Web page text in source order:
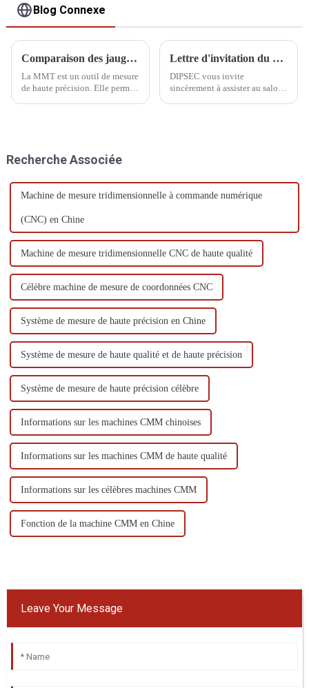
Blog Connexe
Comparaison des jauges et des machines à mesurer tridimensionnelles
La MMT est un outil de mesure
de haute précision. Elle permet
Lettre d'invitation du CIMT
DIPSEC vous invite
sincèrement à assister au salon
Recherche Associée
Machine de mesure tridimensionnelle à commande numérique
(CNC) en Chine
Machine de mesure tridimensionnelle CNC de haute qualité
Célèbre machine de mesure de coordonnées CNC
Système de mesure de haute précision en Chine
Système de mesure de haute qualité et de haute précision
Système de mesure de haute précision célèbre
Informations sur les machines CMM chinoises
Informations sur les machines CMM de haute qualité
Informations sur les célèbres machines CMM
Fonction de la machine CMM en Chine
Leave Your Message